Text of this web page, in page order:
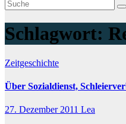
Schlagwort:
Zeitgeschichte
Über Sozialdienst,
27. Dezember 2011 Lea